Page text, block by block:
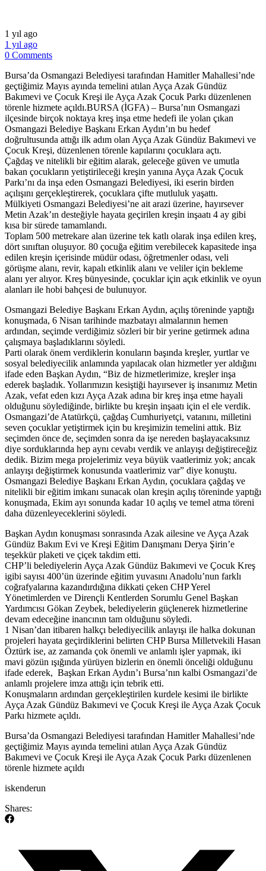
1 yıl ago
1 yıl ago
0 Comments
Bursa’da Osmangazi Belediyesi tarafından Hamitler Mahallesi’nde
geçtiğimiz Mayıs ayında temelini atılan Ayça Azak Gündüz
Bakımevi ve Çocuk Kreşi ile Ayça Azak Çocuk Parkı düzenlenen
törenle hizmete açıldı.BURSA (İGFA) – Bursa’nın Osmangazi
ilçesinde birçok noktaya kreş inşa etme hedefi ile yolan çıkan
Osmangazi Belediye Başkanı Erkan Aydın’ın bu hedef
doğrultusunda attığı ilk adım olan Ayça Azak Gündüz Bakımevi ve
Çocuk Kreşi, düzenlenen törenle kapılarını çocuklara açtı.
Çağdaş ve nitelikli bir eğitim alarak, geleceğe güven ve umutla
bakan çocukların yetiştirileceği kreşin yanına Ayça Azak Çocuk
Parkı’nı da inşa eden Osmangazi Belediyesi, iki eserin birden
açılışını gerçekleştirerek, çocuklara çifte mutluluk yaşattı.
Mülkiyeti Osmangazi Belediyesi’ne ait arazi üzerine, hayırsever
Metin Azak’ın desteğiyle hayata geçirilen kreşin inşaatı 4 ay gibi
kısa bir sürede tamamlandı.
Toplam 500 metrekare alan üzerine tek katlı olarak inşa edilen kreş,
dört sınıftan oluşuyor. 80 çocuğa eğitim verebilecek kapasitede inşa
edilen kreşin içerisinde müdür odası, öğretmenler odası, veli
görüşme alanı, revir, kapalı etkinlik alanı ve veliler için bekleme
alanı yer alıyor. Kreş bünyesinde, çocuklar için açık etkinlik ve oyun
alanları ile hobi bahçesi de bulunuyor.
Osmangazi Belediye Başkanı Erkan Aydın, açılış töreninde yaptığı
konuşmada, 6 Nisan tarihinde mazbatayı almalarının hemen
ardından, seçimde verdiğimiz sözleri bir bir yerine getirmek adına
çalışmaya başladıklarını söyledi.
Parti olarak önem verdiklerin konuların başında kreşler, yurtlar ve
sosyal belediyecilik anlamında yapılacak olan hizmetler yer aldığını
ifade eden Başkan Aydın, “Biz de hizmetlerimize, kreşler inşa
ederek başladık. Yollarımızın kesiştiği hayırsever iş insanımız Metin
Azak, vefat eden kızı Ayça Azak adına bir kreş inşa etme hayali
olduğunu söylediğinde, birlikte bu kreşin inşaatı için el ele verdik.
Osmangazi’de Atatürkçü, çağdaş Cumhuriyetçi, vatanını, milletini
seven çocuklar yetiştirmek için bu kreşimizin temelini attık. Biz
seçimden önce de, seçimden sonra da işe nereden başlayacaksınız
diye sorduklarında hep aynı cevabı verdik ve anlayışı değiştireceğiz
dedik. Bizim mega projelerimiz veya büyük vaatlerimiz yok; ancak
anlayışı değiştirmek konusunda vaatlerimiz var” diye konuştu.
Osmangazi Belediye Başkanı Erkan Aydın, çocuklara çağdaş ve
nitelikli bir eğitim imkanı sunacak olan kreşin açılış töreninde yaptığı
konuşmada, Ekim ayı sonunda kadar 10 açılış ve temel atma töreni
daha düzenleyeceklerini söyledi.
Başkan Aydın konuşması sonrasında Azak ailesine ve Ayça Azak
Gündüz Bakım Evi ve Kreşi Eğitim Danışmanı Derya Şirin’e
teşekkür plaketi ve çiçek takdim etti.
CHP’li belediyelerin Ayça Azak Gündüz Bakımevi ve Çocuk Kreş
igibi sayısı 400’ün üzerinde eğitim yuvasını Anadolu’nun farklı
coğrafyalarına kazandırdığına dikkati çeken CHP Yerel
Yönetimlerden ve Dirençli Kentlerden Sorumlu Genel Başkan
Yardımcısı Gökan Zeybek, belediyelerin güçlenerek hizmetlerine
devam edeceğine inancının tam olduğunu söyledi.
1 Nisan’dan itibaren halkçı belediyecilik anlayışı ile halka dokunan
projeleri hayata geçirdiklerini belirten CHP Bursa Milletvekili Hasan
Öztürk ise, az zamanda çok önemli ve anlamlı işler yapmak, iki
mavi gözün ışığında yürüyen bizlerin en önemli önceliği olduğunu
ifade ederek, Başkan Erkan Aydın’ı Bursa’nın kalbi Osmangazi’de
anlamlı projelere imza attığı için tebrik etti.
Konuşmaların ardından gerçekleştirilen kurdele kesimi ile birlikte
Ayça Azak Gündüz Bakımevi ve Çocuk Kreşi ile Ayça Azak Çocuk
Parkı hizmete açıldı.
​Bursa’da Osmangazi Belediyesi tarafından Hamitler Mahallesi’nde
geçtiğimiz Mayıs ayında temelini atılan Ayça Azak Gündüz
Bakımevi ve Çocuk Kreşi ile Ayça Azak Çocuk Parkı düzenlenen
törenle hizmete açıldı
​iskenderun
Shares: